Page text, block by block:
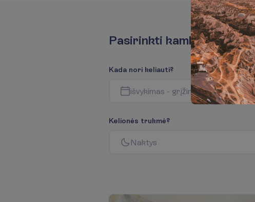
Pasirinkti kambarius
Kada nori keliauti?
išvykimas - grįžimas
Kelionės trukmė?
Naktys